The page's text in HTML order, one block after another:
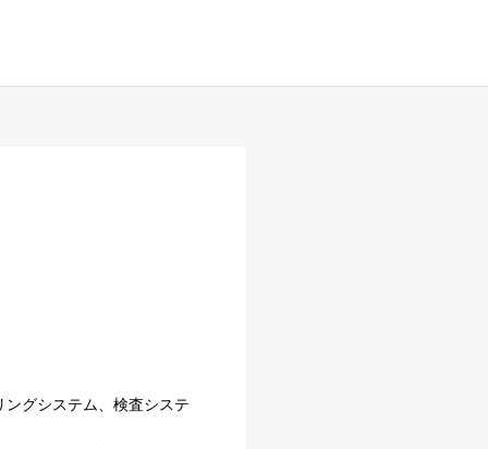
グシステム、検査システ